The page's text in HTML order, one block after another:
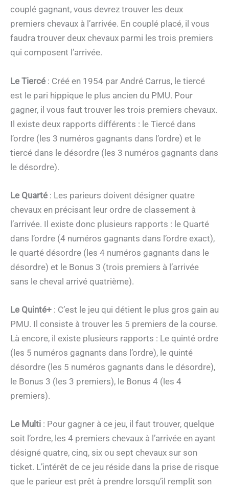
couplé gagnant, vous devrez trouver les deux
premiers chevaux à l’arrivée. En couplé placé, il vous
faudra trouver deux chevaux parmi les trois premiers
qui composent l’arrivée.
Le Tiercé : Créé en 1954 par André Carrus, le tiercé
est le pari hippique le plus ancien du PMU. Pour
gagner, il vous faut trouver les trois premiers chevaux.
Il existe deux rapports différents : le Tiercé dans
l’ordre (les 3 numéros gagnants dans l’ordre) et le
tiercé dans le désordre (les 3 numéros gagnants dans
le désordre).
Le Quarté : Les parieurs doivent désigner quatre
chevaux en précisant leur ordre de classement à
l’arrivée. Il existe donc plusieurs rapports : le Quarté
dans l’ordre (4 numéros gagnants dans l’ordre exact),
le quarté désordre (les 4 numéros gagnants dans le
désordre) et le Bonus 3 (trois premiers à l’arrivée
sans le cheval arrivé quatrième).
Le Quinté+ : C’est le jeu qui détient le plus gros gain au
PMU. Il consiste à trouver les 5 premiers de la course.
Là encore, il existe plusieurs rapports : Le quinté ordre
(les 5 numéros gagnants dans l’ordre), le quinté
désordre (les 5 numéros gagnants dans le désordre),
le Bonus 3 (les 3 premiers), le Bonus 4 (les 4
premiers).
Le Multi : Pour gagner à ce jeu, il faut trouver, quelque
soit l’ordre, les 4 premiers chevaux à l’arrivée en ayant
désigné quatre, cinq, six ou sept chevaux sur son
ticket. L’intérêt de ce jeu réside dans la prise de risque
que le parieur est prêt à prendre lorsqu’il remplit son